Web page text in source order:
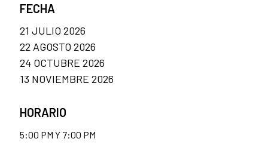
FECHA
21 JULIO 2026
22 AGOSTO 2026
24 OCTUBRE 2026
13 NOVIEMBRE 2026
HORARIO
5:00 PM Y 7:00 PM